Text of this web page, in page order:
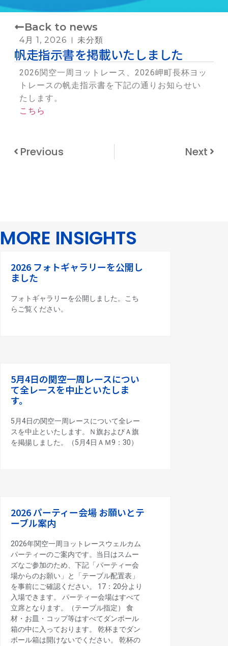
Back to news
4月 1, 2026 未分類
帆走指示書を掲載いたしました
2026関空一周ヨットレース、2026岬町長杯ヨッ
トレースの帆走指示書を下記の通りお知らせい
たします。
こちら
Previous Next
MORE INSIGHTS
2026 フォトギャラリーを公開し
ました
フォトギャラリーを公開しました。こち
らご覧ください。
5月4日の関空一周レースについ
て全レースを中止といたしま
す。
5月4日の関空一周レースについて全レー
スを中止といたします。Ｎ旗およびＡ旗
を掲揚しました。（5月4日ＡＭ9：30）
2026 パーティー会場 お願いとテ
ーブル案内
2026年関空一周ヨットレースウェルカム
パーティーのご案内です。当日はスムー
ズなご参加のため、下記「パーティー会
場からのお願い」と「テーブル配置表」
を事前にご確認ください。 17：20分より
入場できます。 パーティー会場はすべて
立席となります。（テーブル指定） 食
材・お皿・コップ等はすべてダンボール
箱の中に入っております。 乾杯までダン
ボール箱は開けないでください。 乾杯の